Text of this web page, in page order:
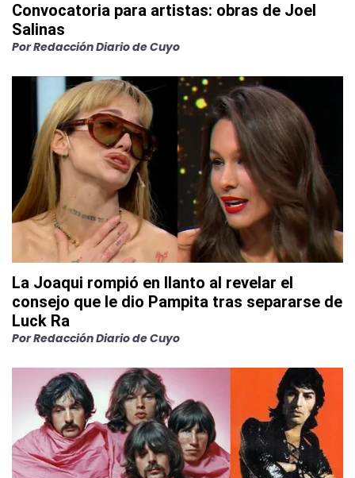
Convocatoria para artistas: obras de Joel
Salinas
PorRedacción Diario de Cuyo
La Joaqui rompió en llanto al revelar el
consejo que le dio Pampita tras separarse de
Luck Ra
PorRedacción Diario de Cuyo